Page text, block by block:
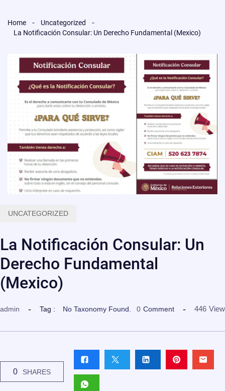
Home
Uncategorized
La Notificación Consular: Un Derecho Fundamental (Mexico)
UNCATEGORIZED
La Notificación Consular: Un
Derecho Fundamental
(Mexico)
admin Tag : No Taxonomy Found. 0 Comment 446 View
0 SHARES